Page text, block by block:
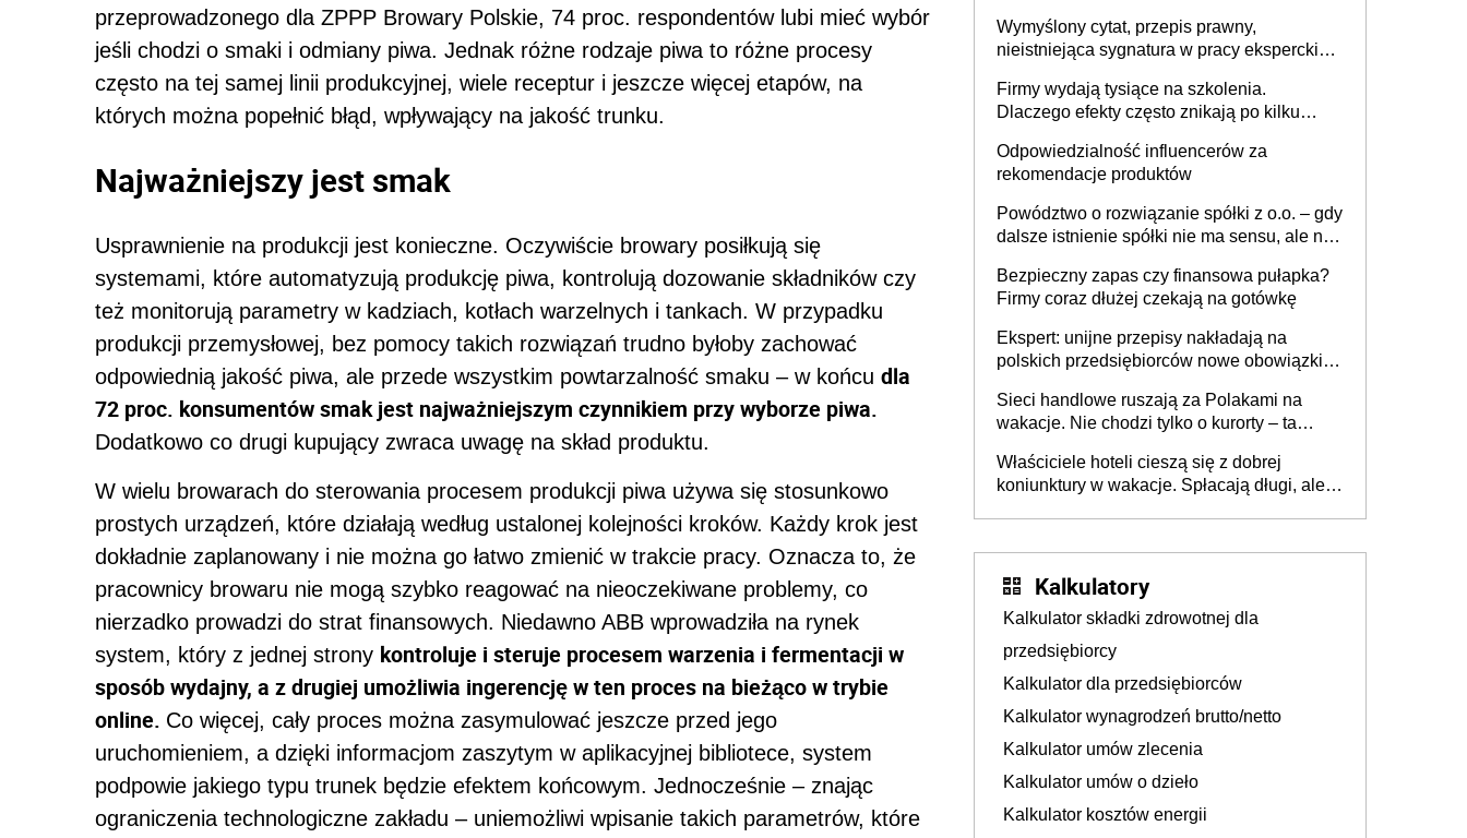
przeprowadzonego dla ZPPP Browary Polskie, 74 proc. respondentów lubi mieć wybór
jeśli chodzi o smaki i odmiany piwa. Jednak różne rodzaje piwa to różne procesy
często na tej samej linii produkcyjnej, wiele receptur i jeszcze więcej etapów, na
których można popełnić błąd, wpływający na jakość trunku.
Najważniejszy jest smak
Usprawnienie na produkcji jest konieczne. Oczywiście browary posiłkują się
systemami, które automatyzują produkcję piwa, kontrolują dozowanie składników czy
też monitorują parametry w kadziach, kotłach warzelnych i tankach. W przypadku
produkcji przemysłowej, bez pomocy takich rozwiązań trudno byłoby zachować
odpowiednią jakość piwa, ale przede wszystkim powtarzalność smaku – w końcu dla
72 proc. konsumentów smak jest najważniejszym czynnikiem przy wyborze piwa.
Dodatkowo co drugi kupujący zwraca uwagę na skład produktu.
W wielu browarach do sterowania procesem produkcji piwa używa się stosunkowo
prostych urządzeń, które działają według ustalonej kolejności kroków. Każdy krok jest
dokładnie zaplanowany i nie można go łatwo zmienić w trakcie pracy. Oznacza to, że
pracownicy browaru nie mogą szybko reagować na nieoczekiwane problemy, co
nierzadko prowadzi do strat finansowych. Niedawno ABB wprowadziła na rynek
system, który z jednej strony kontroluje i steruje procesem warzenia i fermentacji w
sposób wydajny, a z drugiej umożliwia ingerencję w ten proces na bieżąco w trybie
online. Co więcej, cały proces można zasymulować jeszcze przed jego
uruchomieniem, a dzięki informacjom zaszytym w aplikacyjnej bibliotece, system
podpowie jakiego typu trunek będzie efektem końcowym. Jednocześnie – znając
ograniczenia technologiczne zakładu – uniemożliwi wpisanie takich parametrów, które
Wymyślony cytat, przepis prawny,
nieistniejąca sygnatura w pracy eksperckiej -
firmie
Firmy wydają tysiące na szkolenia.
Dlaczego efekty często znikają po kilku
Odpowiedzialność influencerów za
rekomendacje produktów
Powództwo o rozwiązanie spółki z o.o. – gdy
dalsze istnienie spółki nie ma sensu, ale nie
Bezpieczny zapas czy finansowa pułapka?
Firmy coraz dłużej czekają na gotówkę
Ekspert: unijne przepisy nakładają na
polskich przedsiębiorców nowe obowiązki w
Sieci handlowe ruszają za Polakami na
wakacje. Nie chodzi tylko o kurorty – ta
tam, gdzie wielu spędzi urlop po cichu
Właściciele hoteli cieszą się z dobrej
koniunktury w wakacje. Spłacają długi, ale
Kalkulatory
Kalkulator składki zdrowotnej dla
przedsiębiorcy
Kalkulator dla przedsiębiorców
Kalkulator wynagrodzeń brutto/netto
Kalkulator umów zlecenia
Kalkulator umów o dzieło
Kalkulator kosztów energii